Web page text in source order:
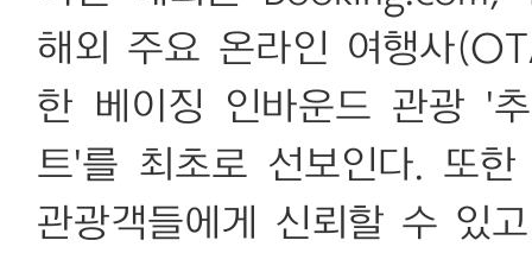
해외 주요 온라인 여행사
한 베이징 인바운드 관광 '
트'를 최초로 선보인다. 또
관광객들에게 신뢰할 수 있